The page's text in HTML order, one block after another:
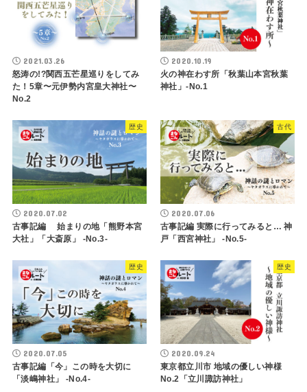
2021.03.26
怒涛の!?関西五芒星巡りをしてみ
た！5章〜元伊勢内宮皇大神社〜
No.2
2020.10.19
火の神在わす所「秋葉山本宮秋葉
神社」-No.1
歴史
2020.07.02
古事記編 始まりの地「熊野本宮
大社」「大斎原」 -No.3-
古代
2020.07.06
古事記編 実際に行ってみると… 神
戸「西宮神社」 -No.5-
歴史
2020.07.05
古事記編「今」この時を大切に
「淡嶋神社」 -No.4-
歴史
2020.09.24
東京都立川市 地域の優しい神様
No.2「立川諏訪神社」